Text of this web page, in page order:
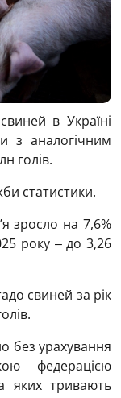
в Україні
з аналогічним
голів.
статистики.
зросло на 7,6%
року ‒ до 3,26
свиней за рік
без урахування
федерацією
яких тривають